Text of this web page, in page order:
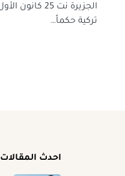
تركية حكماً…
احدث المقالات